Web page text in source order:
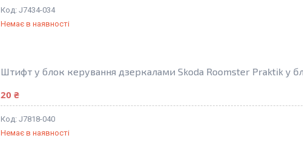
J7434-034
Немає в наявності
Штифт у блок керування дзеркалами Skoda Roomster Praktik у
20 ₴
J7818-040
Немає в наявності